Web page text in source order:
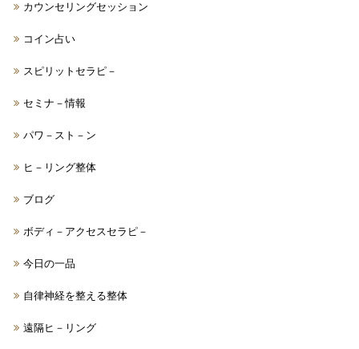
カウンセリングセッション
コイン占い
スピリットセラピ－
セミナ－情報
パワ－スト－ン
ヒ－リング整体
ブログ
ボディ－アクセスセラピ－
今日の一品
自律神経を整える整体
遠隔ヒ－リング